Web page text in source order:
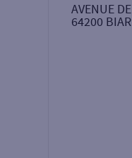
AVENUE
64200